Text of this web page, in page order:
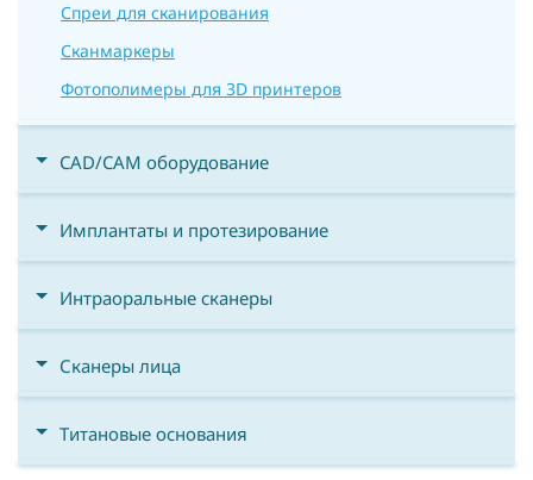
Спреи для сканирования
Сканмаркеры
Фотополимеры для 3D принтеров
CAD/CAM оборудование
Имплантаты и протезирование
Интраоральные сканеры
Сканеры лица
Титановые основания